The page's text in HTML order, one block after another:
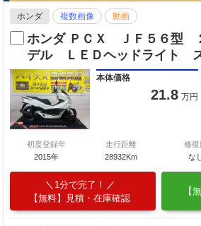
ホンダ 複数画像 動画
ホンダ ＰＣＸ ＪＦ５６型
デル ＬＥＤヘッドライト
本体価格
21.8 万円
初度登録年
2015年
走行距離
28932Km
修復
な
1分で完了！
【無料】見積・在庫確認
【